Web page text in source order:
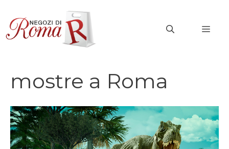
contenuto
mostre a Roma